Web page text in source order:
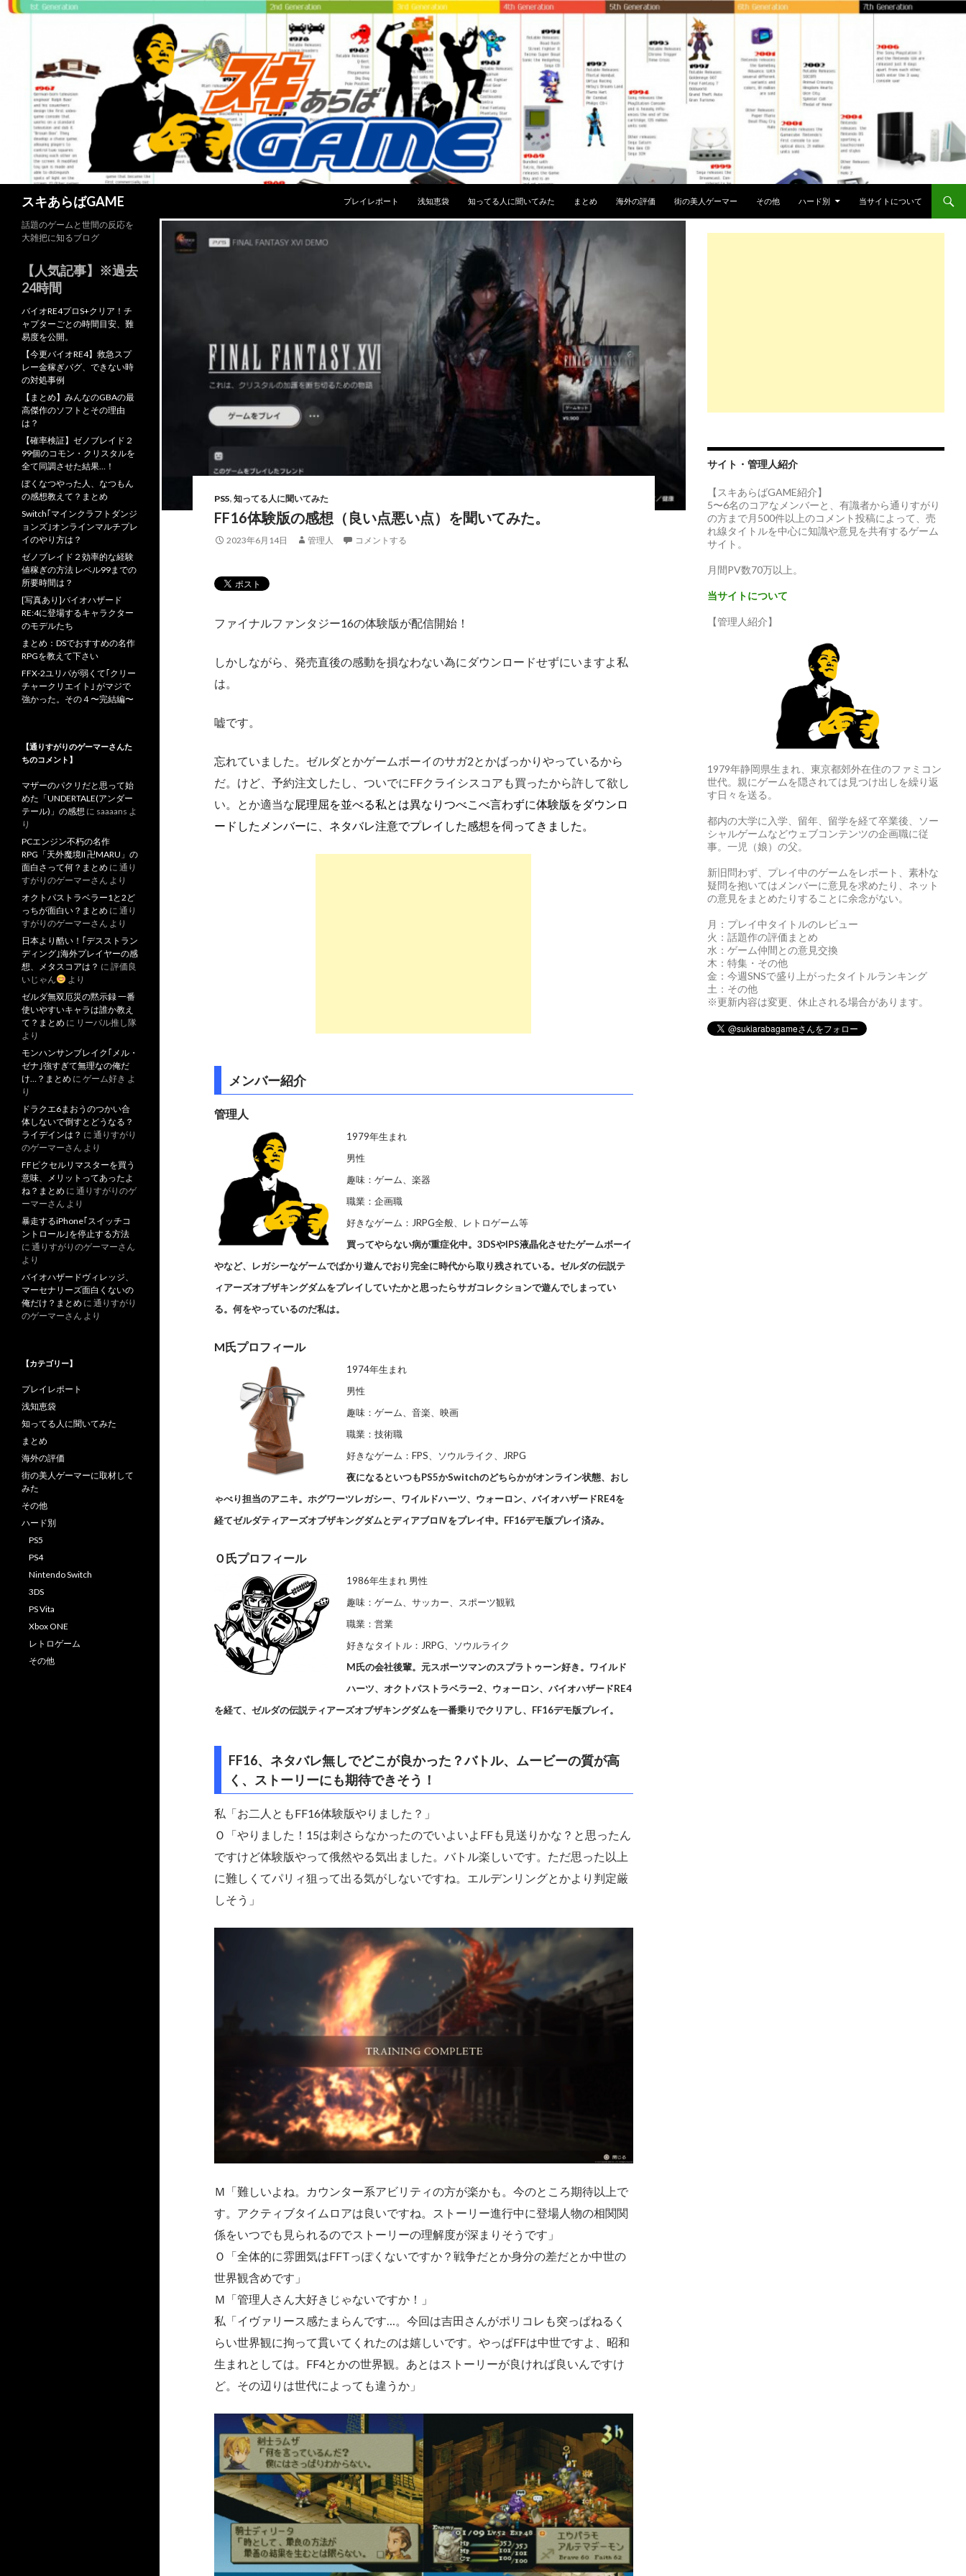
スキあらばGAME
プレイレポート
浅知恵袋 知ってる人に聞いてみた まとめ 海外の評価 街の美人ゲーマー その他 ハード別 当サイトについて
PS5, 知ってる人に聞いてみた
FF16体験版の感想（良い点悪い点）を聞いてみた。
2023年6月14日 管理人 コメントする
ファイナルファンタジー16の体験版が配信開始！
しかしながら、発売直後の感動を損なわない為にダウンロードせずにいますよ私
は。
嘘です。
忘れていました。ゼルダとかゲームボーイのサガ2とかばっかりやっているから
だ。けど、予約注文したし、ついでにFFクライシスコアも買ったから許して欲し
い。とか適当な屁理屈を並べる私とは異なりつべこべ言わずに体験版をダウンロ
ードしたメンバーに、ネタバレ注意でプレイした感想を伺ってきました。
メンバー紹介
管理人
1979年生まれ
男性
趣味：ゲーム、楽器
職業：企画職
好きなゲーム：JRPG全般、レトロゲーム等
買ってやらない病が重症化中。3DSやIPS液晶化させたゲームボーイ
やなど、レガシーなゲームでばかり遊んでおり完全に時代から取り残されている。ゼルダの伝説テ
ィアーズオブザキングダムをプレイしていたかと思ったらサガコレクションで遊んでしまってい
る。何をやっているのだ私は。
M氏プロフィール
1974年生まれ
男性
趣味：ゲーム、音楽、映画
職業：技術職
好きなゲーム：FPS、ソウルライク、JRPG
夜になるといつもPS5かSwitchのどちらかがオンライン状態、おし
ゃべり担当のアニキ。ホグワーツレガシー、ワイルドハーツ、ウォーロン、バイオハザードRE4を
経てゼルダティアーズオブザキングダムとディアブロⅣをプレイ中。FF16デモ版プレイ済み。
Ｏ氏プロフィール
1986年生まれ男性
趣味：ゲーム、サッカー、スポーツ観戦
職業：営業
好きなタイトル：JRPG、ソウルライク
M氏の会社後輩。元スポーツマンのスプラトゥーン好き。ワイルド
ハーツ、オクトパストラベラー2、ウォーロン、バイオハザードRE4
を経て、ゼルダの伝説ティアーズオブザキングダムを一番乗りでクリアし、FF16デモ版プレイ。
FF16、ネタバレ無しでどこが良かった？バトル、ムービーの質が高
く、ストーリーにも期待できそう！
私「お二人ともFF16体験版やりました？」
Ｏ「やりました！15は刺さらなかったのでいよいよFFも見送りかな？と思ったん
ですけど体験版やって俄然やる気出ました。バトル楽しいです。ただ思った以上
に難しくてパリィ狙って出る気がしないですね。エルデンリングとかより判定厳
しそう」
Ｍ「難しいよね。カウンター系アビリティの方が楽かも。今のところ期待以上で
す。アクティブタイムロアは良いですね。ストーリー進行中に登場人物の相関関
係をいつでも見られるのでストーリーの理解度が深まりそうです」
Ｏ「全体的に雰囲気はFFTっぽくないですか？戦争だとか身分の差だとか中世の
世界観含めです」
Ｍ「管理人さん大好きじゃないですか！」
私「イヴァリース感たまらんです…。今回は吉田さんがポリコレも突っぱねるく
らい世界観に拘って貫いてくれたのは嬉しいです。やっぱFFは中世ですよ、昭和
生まれとしては。FF4とかの世界観。あとはストーリーが良ければ良いんですけ
ど。その辺りは世代によっても違うか」
サイト・管理人紹介
【スキあらばGAME紹介】
5〜6名のコアなメンバーと、有識者から通りすがり
の方まで月500件以上のコメント投稿によって、売
れ線タイトルを中心に知識や意見を共有するゲーム
サイト。
月間PV数70万以上。
当サイトについて
【管理人紹介】
1979年静岡県生まれ、東京都郊外在住のファミコン
世代。親にゲームを隠されては見つけ出しを繰り返
す日々を送る。
都内の大学に入学、留年、留学を経て卒業後、ソー
シャルゲームなどウェブコンテンツの企画職に従
事。一児（娘）の父。
新旧問わず、プレイ中のゲームをレポート、素朴な
疑問を抱いてはメンバーに意見を求めたり、ネット
の意見をまとめたりすることに余念がない。
月：プレイ中タイトルのレビュー
火：話題作の評価まとめ
水：ゲーム仲間との意見交換
木：特集・その他
金：今週SNSで盛り上がったタイトルランキング
土：その他
※更新内容は変更、休止される場合があります。
話題のゲームと世間の反応を
大雑把に知るブログ
【人気記事】※過去
24時間
バイオRE4プロS+クリア！チ
ャプターごとの時間目安、難
易度を公開。
【今更バイオRE4】救急スプ
レー金稼ぎバグ、できない時
の対処事例
【まとめ】みんなのGBAの最
高傑作のソフトとその理由
は？
【確率検証】ゼノブレイド２
99個のコモン・クリスタルを
全て同調させた結果…！
ぼくなつやった人、なつもん
の感想教えて？まとめ
Switch｢マインクラフトダンジ
ョンズ｣オンラインマルチプレ
イのやり方は？
ゼノブレイド２効率的な経験
値稼ぎの方法 レベル99までの
所要時間は？
[写真あり]バイオハザード
RE:4に登場するキャラクター
のモデルたち
まとめ：DSでおすすめの名作
RPGを教えて下さい
FFX-2ユリパが弱くて｢クリー
チャークリエイト｣ がマジで
強かった。その４〜完結編〜
【通りすがりのゲーマーさんた
ちのコメント】
マザーのパクリだと思って始
めた「UNDERTALE(アンダー
テール)」の感想 に saaaans よ
り
PCエンジン不朽の名作
RPG「天外魔境II 卍MARU」の
面白さって何？まとめ に 通り
すがりのゲーマーさん より
オクトパストラベラー1と2ど
っちが面白い？まとめ に 通り
すがりのゲーマーさん より
日本より酷い！｢デスストラン
ディング｣海外プレイヤーの感
想、メタスコアは？ に 評価良
いじゃん
より
ゼルダ無双厄災の黙示録 一番
使いやすいキャラは誰か教え
て？まとめ に リーバル推し隊
より
モンハンサンブレイク｢メル・
ゼナ｣強すぎて無理なの俺だ
け…？まとめ に ゲーム好き よ
り
ドラクエ6まおうのつかい合
体しないで倒すとどうなる？
ライデインは？ に 通りすがり
のゲーマーさん より
FFピクセルリマスターを買う
意味、メリットってあったよ
ね？まとめ に 通りすがりのゲ
ーマーさん より
暴走するiPhone｢スイッチコ
ントロール｣を停止する方法
に 通りすがりのゲーマーさん
より
バイオハザードヴィレッジ、
マーセナリーズ面白くないの
俺だけ？まとめ に 通りすがり
のゲーマーさん より
【カテゴリー】
プレイレポート
浅知恵袋
知ってる人に聞いてみた
まとめ
海外の評価
街の美人ゲーマーに取材して
みた
その他
ハード別
PS5
PS4
Nintendo Switch
3DS
PS Vita
Xbox ONE
レトロゲーム
その他